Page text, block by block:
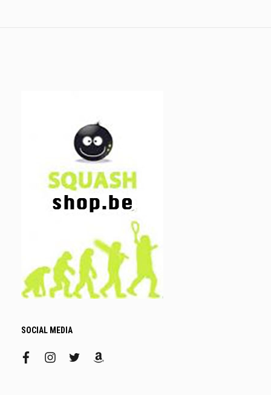
SOCIAL MEDIA
facebookinstagram
twitteramazon